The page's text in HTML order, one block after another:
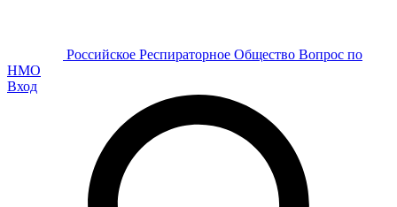
Российское Респираторное Общество Вопрос по
НМО
Вход